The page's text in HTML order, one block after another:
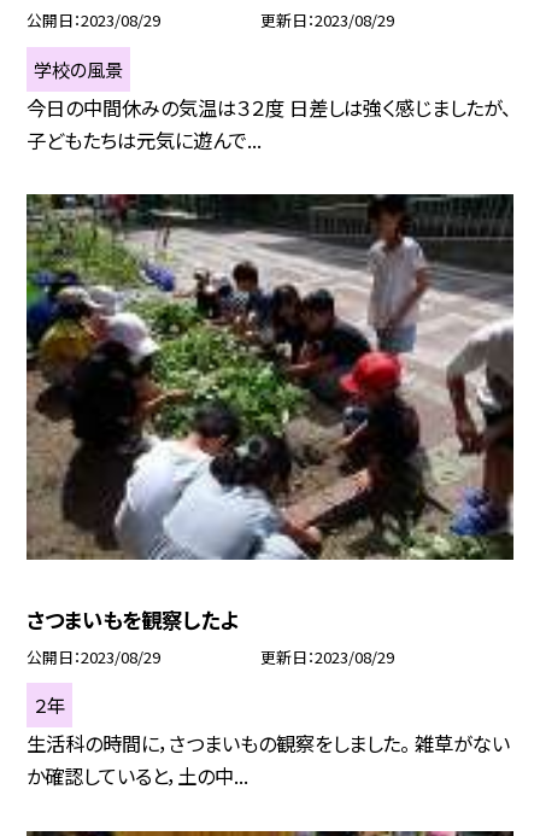
公開日 2023/08/29 更新日 2023/08/29
学校の風景
今日の中間休みの気温は３２度 日差しは強く感じましたが、
子どもたちは元気に遊んで...
さつまいもを観察したよ
公開日 2023/08/29 更新日 2023/08/29
２年
生活科の時間に，さつまいもの観察をしました。 雑草がない
か確認していると，土の中...